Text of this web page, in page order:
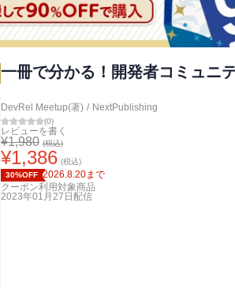
一冊で分かる！開発者コミュニ
DevRel Meetup(著) / NextPublishing
(0)
レビューを書く
¥1,980 (税込)
¥1,386 (税込)
30%OFF 2026.8.20まで
クーポン利用対象商品
2023年01月27日 配信